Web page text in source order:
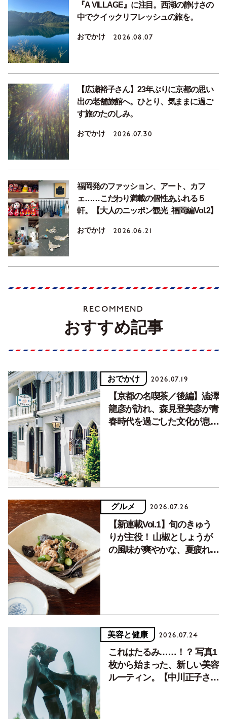
『A VILLAGE』に注目。西湖の静けさの
中でクイックリフレッシュの旅を。
おでかけ 2026.08.07
【広瀬裕子さん】23年ぶりに京都の思い
出の老舗旅館へ。ひとり、気ままに過ご
す旅のたのしみ。
おでかけ 2026.07.30
福岡発のファッション、アート、カフ
ェ……こだわり満載の個性あふれる５
軒。【大人のニッポン観光_福岡編Vol.2】
おでかけ 2026.06.21
RECOMMEND
おすすめ記事
おでかけ 2026.07.19
【京都の名喫茶／後編】澁澤
龍彦が訪れ、森見登美彦が青
春時代を過ごした文化が息づ
グルメ 2026.07.26
【新連載Vol.1】旬のきゅう
りが主役！ 山椒としょうが
の風味が爽やかな、夏疲れを
美容と健康 2026.07.24
これはたるみ……！？ 写真1
枚から始まった、新しい美容
ルーティン。【中川正子さん